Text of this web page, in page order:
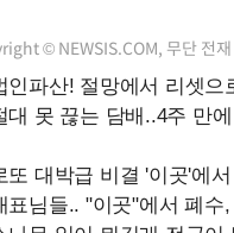
© NEWSIS.COM, 무단 전재